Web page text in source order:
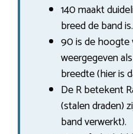
140 maakt
breed de band is.
90 is de hoogte
weergegeven
breedte (hier is
De R betekent
(stalen draden)
band verwerkt).